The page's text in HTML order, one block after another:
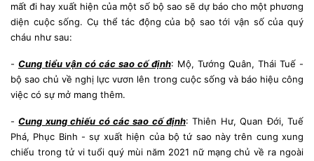
mất đi hay xuất hiện của một số bộ sao sẽ dự báo cho một phương
diện cuộc sống. Cụ thể tác động của bộ sao tới vận số của quý
cháu như sau:
- Cung tiểu vận có các sao cố định: Mộ, Tướng Quân, Thái Tuế -
bộ sao chủ về nghị lực vươn lên trong cuộc sống và báo hiệu công
việc có sự mở mang thêm.
-Cung xung chiếu có các sao cố định: Thiên Hư, Quan Đới, Tuế
Phá, Phục Binh - sự xuất hiện của bộ tứ sao này trên cung xung
chiếu trong tử vi tuổi quý mùi năm 2021 nữ mạng chủ về ra ngoài